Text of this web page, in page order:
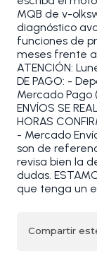
MQB de v-
diagnóstico
funciones de
meses frente a
ATENCIÓN:
DE PAGO: -
Mercado Pago
ENVÍOS SE
HORAS
- Mercado
son de
revisa bien la
dudas.
que tenga un
Compartir